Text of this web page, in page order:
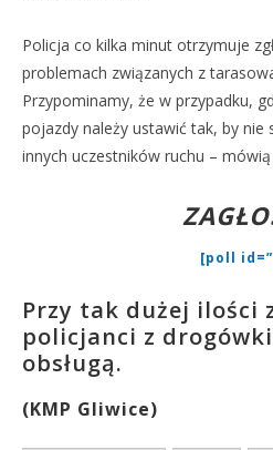
Policja co kilka minut otrzymuje
problemach związanych z
Przypominamy, że w przypadku,
pojazdy należy ustawić tak, by nie
innych uczestników ruchu –
[poll
Przy tak dużej ilości
policjanci z
obsługą.
(KMP Gliwice)